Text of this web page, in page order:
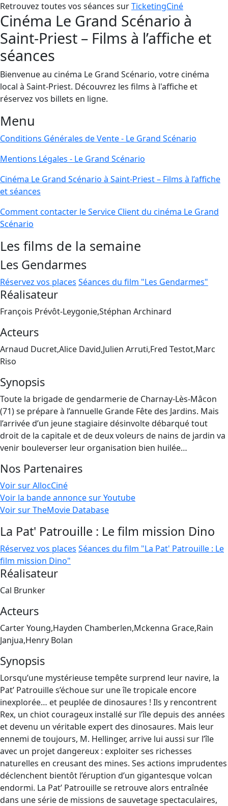
Retrouvez toutes vos séances surTicketingCiné
Cinéma Le Grand Scénario à
Saint-Priest – Films à l’affiche et
séances
Bienvenue au cinéma Le Grand Scénario, votre cinéma
local à Saint-Priest. Découvrez les films à l'affiche et
réservez vos billets en ligne.
Menu
Conditions Générales de Vente - Le Grand Scénario
Mentions Légales - Le Grand Scénario
Cinéma Le Grand Scénario à Saint-Priest – Films à l’affiche
et séances
Comment contacter le Service Client du cinéma Le Grand
Scénario
Les films de la semaine
Les Gendarmes
Réservez vos places Séances du film "Les Gendarmes"
Réalisateur
François Prévôt-Leygonie,Stéphan Archinard
Acteurs
Arnaud Ducret,Alice David,Julien Arruti,Fred Testot,Marc
Riso
Synopsis
Toute la brigade de gendarmerie de Charnay-Lès-Mâcon
(71) se prépare à l’annuelle Grande Fête des Jardins. Mais
l’arrivée d’un jeune stagiaire désinvolte débarqué tout
droit de la capitale et de deux voleurs de nains de jardin va
venir bouleverser leur organisation bien huilée…
Nos Partenaires
Voir sur AllocCiné
Voir la bande annonce sur Youtube
Voir sur TheMovie Database
La Pat' Patrouille : Le film mission Dino
Réservez vos places Séances du film "La Pat' Patrouille : Le
film mission Dino"
Réalisateur
Cal Brunker
Acteurs
Carter Young,Hayden Chamberlen,Mckenna Grace,Rain
Janjua,Henry Bolan
Synopsis
Lorsqu’une mystérieuse tempête surprend leur navire, la
Pat’ Patrouille s’échoue sur une île tropicale encore
inexplorée… et peuplée de dinosaures ! Ils y rencontrent
Rex, un chiot courageux installé sur l’île depuis des années
et devenu un véritable expert des dinosaures. Mais leur
ennemi de toujours, M. Hellinger, arrive lui aussi sur l’île
avec un projet dangereux : exploiter ses richesses
naturelles en creusant des mines. Ses actions imprudentes
déclenchent bientôt l’éruption d’un gigantesque volcan
endormi. La Pat’ Patrouille se retrouve alors entraînée
dans une série de missions de sauvetage spectaculaires,